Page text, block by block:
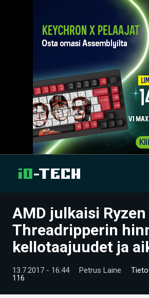
UUTISET
ARTIKKELIT
VIDEOT
AMD julkaisi Ryzen
Threadripperin
kellotaajuudet ja
13.7.2017 - 16:44 Petrus Laine
116